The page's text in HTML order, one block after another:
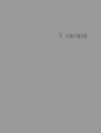
1 variant